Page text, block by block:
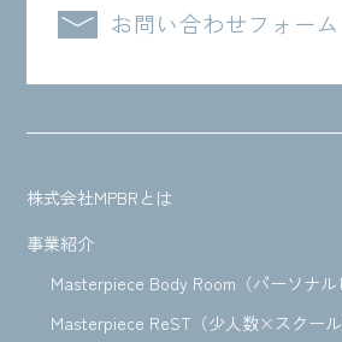
お問い合わせフォーム
株式会社MPBRとは
事業紹介
Masterpiece Body Room（パーソナル
Masterpiece ReST（少人数×スクール